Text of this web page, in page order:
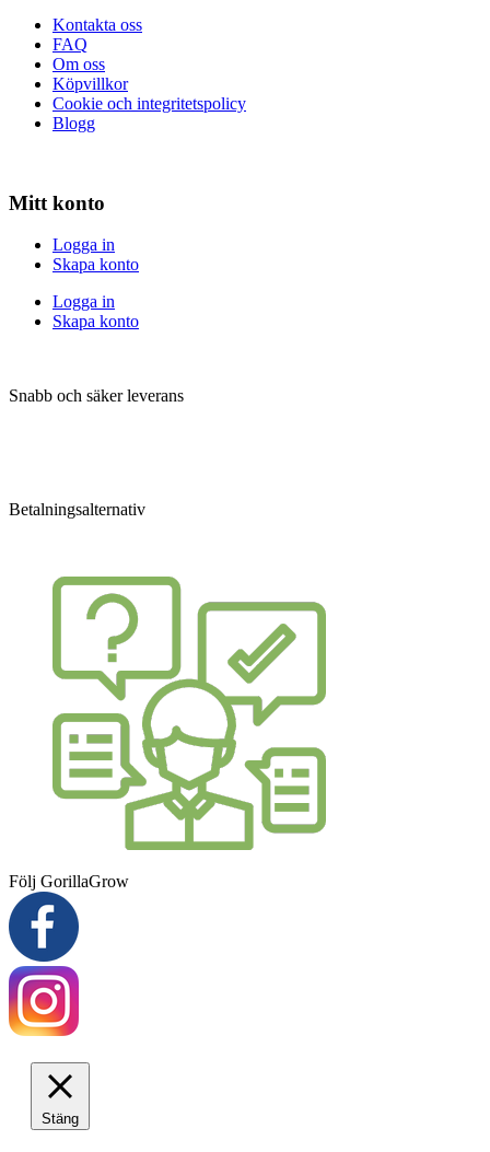
Kontakta oss
FAQ
Om oss
Köpvillkor
Cookie och integritetspolicy
Blogg
Mitt konto
Logga in
Skapa konto
Logga in
Skapa konto
Snabb och säker leverans
Betalningsalternativ
Följ GorillaGrow
Stäng